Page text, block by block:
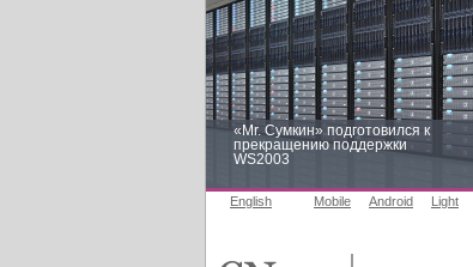
«Mr. Сумкин» подготовился к
прекращению поддержки
WS2003
English Mobile Android Light